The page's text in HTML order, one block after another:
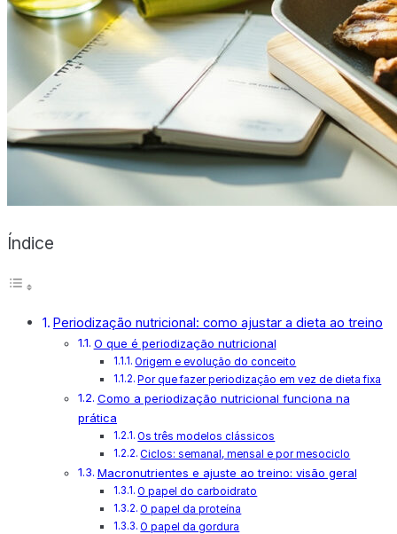
Leite e Derivados
Verduras, Hortaliças
Bula
X
Índice
Periodização nutricional: como ajustar a dieta ao treino
O que é periodização nutricional
Origem e evolução do conceito
Por que fazer periodização em vez de dieta fixa
Como a periodização nutricional funciona na
prática
Os três modelos clássicos
Ciclos: semanal, mensal e por mesociclo
Macronutrientes e ajuste ao treino: visão geral
O papel do carboidrato
O papel da proteína
O papel da gordura